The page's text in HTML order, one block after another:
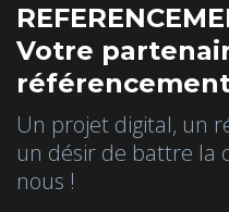
Votre
Un projet digital, un
un désir de battre la
nous !